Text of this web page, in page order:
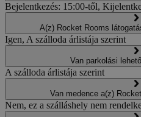
Bejelentkezés: 15:00-től,
A(z) Rocket Rooms
Igen, A szálloda árlistája szerint
Van parkolási
A szálloda árlistája szerint
Van medence a(z)
Nem, ez a szálláshely nem